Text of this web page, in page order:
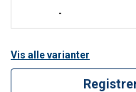
Vis alle varianter